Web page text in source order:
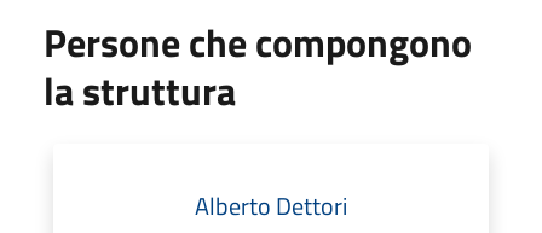
Persone che compongono
la struttura
Alberto Dettori